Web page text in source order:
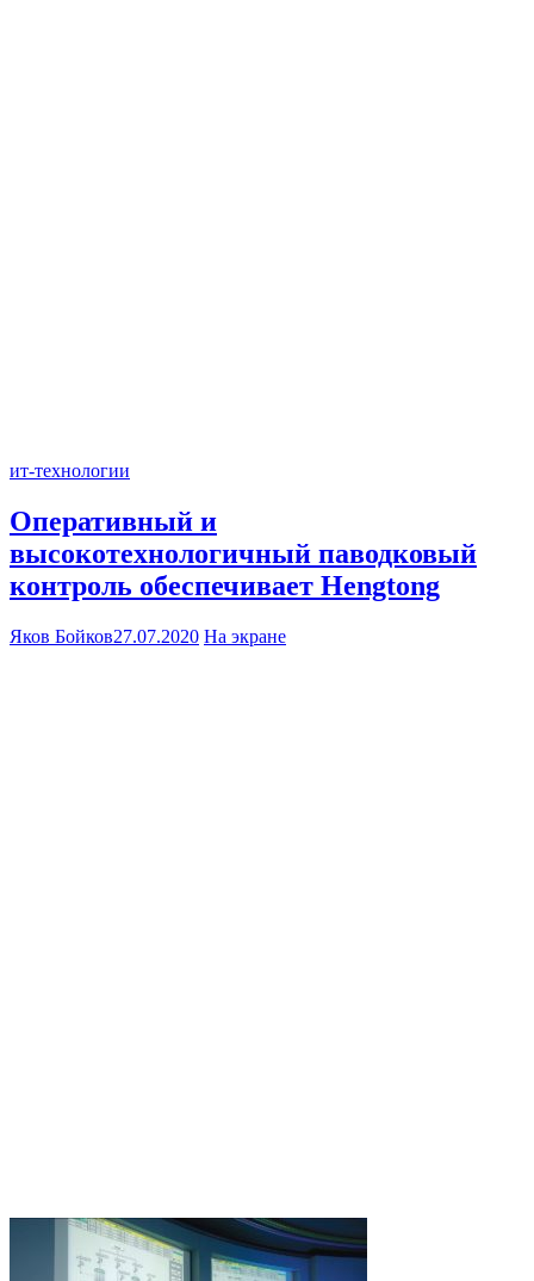
ит-технологии
Оперативный и
высокотехнологичный паводковый
контроль обеспечивает Hengtong
Яков Бойков27.07.2020 На экране